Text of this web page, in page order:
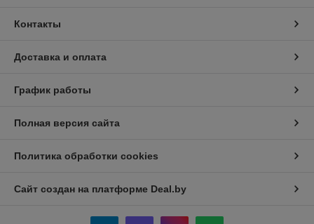
Контакты
Доставка и оплата
График работы
Полная версия сайта
Политика обработки cookies
Сайт создан на платформе Deal.by